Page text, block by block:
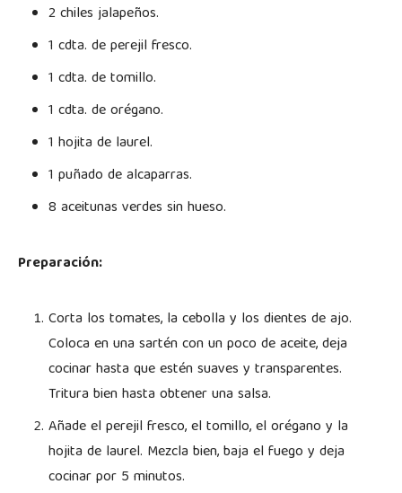
2 chiles jalapeños.
1 cdta. de perejil fresco.
1 cdta. de tomillo.
1 cdta. de orégano.
1 hojita de laurel.
1 puñado de alcaparras.
8 aceitunas verdes sin hueso.
Preparación:
Corta los tomates, la cebolla y los dientes de ajo.
Coloca en una sartén con un poco de aceite, deja
cocinar hasta que estén suaves y transparentes.
Tritura bien hasta obtener una salsa.
Añade el perejil fresco, el tomillo, el orégano y la
hojita de laurel. Mezcla bien, baja el fuego y deja
cocinar por 5 minutos.